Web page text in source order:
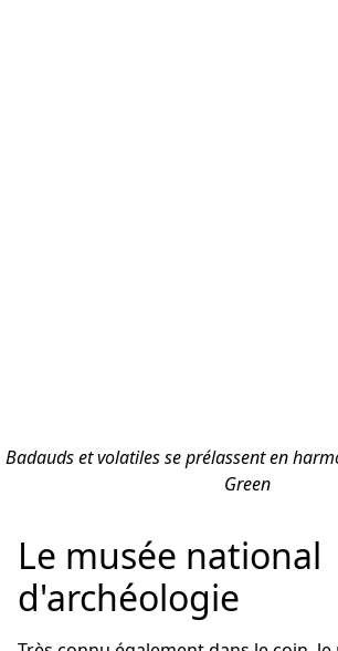
Badauds et volatiles se prélassent en
Green
Le musée national
d'archéologie